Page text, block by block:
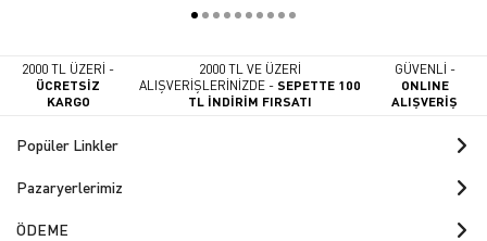
2000 TL ÜZERİ -
ÜCRETSİZ
KARGO
2000 TL VE ÜZERİ
ALIŞVERİŞLERİNİZDE -SEPETTE 100
TL İNDİRİM FIRSATI
GÜVENLİ -
ONLINE
ALIŞVERİŞ
Popüler Linkler
Pazaryerlerimiz
ÖDEME